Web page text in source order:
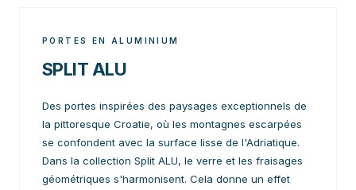
PORTES EN ALUMINIUM
SPLIT ALU
Des portes inspirées des paysages exceptionnels de
la pittoresque Croatie, où les montagnes escarpées
se confondent avec la surface lisse de l'Adriatique.
Dans la collection Split ALU, le verre et les fraisages
géométriques s'harmonisent. Cela donne un effet